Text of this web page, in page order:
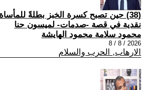
(38) حين تصبح كسرة الخبز بطلةً
نقدية في قصة -صدمات- لميسون حنا
محمود سلامة محمود الهايشة
2026 / 8 / 8
الارهاب, الحرب والسلام